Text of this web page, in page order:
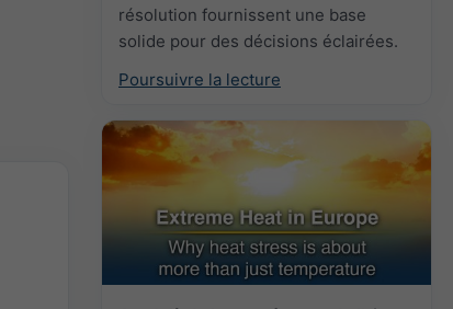
résolution fournissent une base
solide pour des décisions éclairées.
Poursuivre la lecture